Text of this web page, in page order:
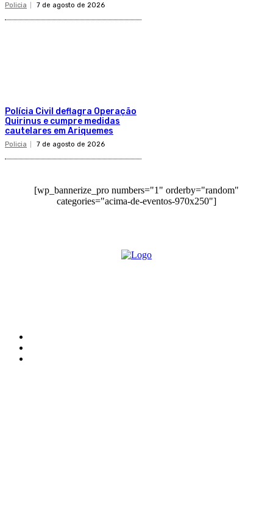
Policia 7 de agosto de 2026
Polícia Civil deflagra Operação
Quirinus e cumpre medidas
cautelares em Ariquemes
Policia 7 de agosto de 2026
[wp_bannerize_pro numbers="1" orderby="random"
categories="acima-de-eventos-970x250"]